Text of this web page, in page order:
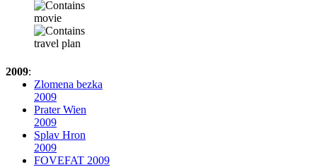
2009:
Zlomena bezka
2009
Prater Wien
2009
Splav Hron
2009
FOVEFAT 2009